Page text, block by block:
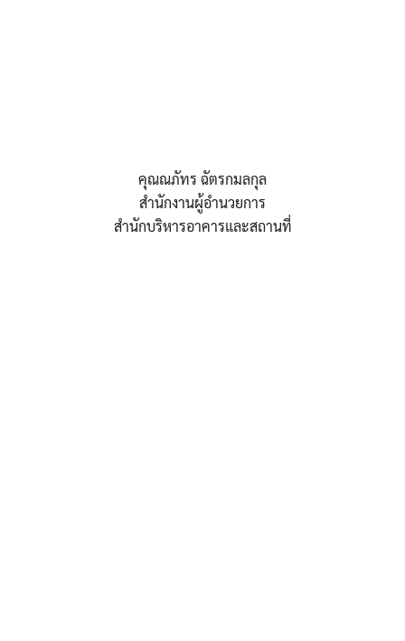
คุณณภัทร ฉัตรกมลกุล
สำนักงานผู้อำนวยการ
สำนักบริหารอาคารและสถานที่